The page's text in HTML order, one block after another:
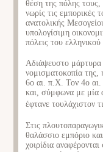
θέση της πόλης τους,
νωρίς τις εμπορικές
ανατολικής
υπολογίσιμη
πόλεις του
Αδιάψευστο μάρτυρα
νομισματοκοπία της,
6ο αι. π.Χ. Τον 4ο
και, σύμφωνα με μία
έφτανε τουλάχιστον
Στις
θαλάσσιο εμπόριο
χοιρίδια